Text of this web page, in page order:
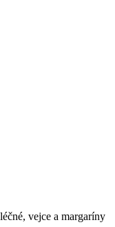
vejce a margaríny